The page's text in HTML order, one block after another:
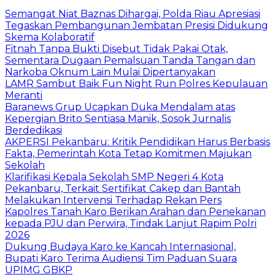
Semangat Niat Baznas Dihargai, Polda Riau Apresiasi
Tegaskan Pembangunan Jembatan Presisi Didukung
Skema Kolaboratif
Fitnah Tanpa Bukti Disebut Tidak Pakai Otak,
Sementara Dugaan Pemalsuan Tanda Tangan dan
Narkoba Oknum Lain Mulai Dipertanyakan
LAMR Sambut Baik Fun Night Run Polres Kepulauan
Meranti
Baranews Grup Ucapkan Duka Mendalam atas
Kepergian Brito Sentiasa Manik, Sosok Jurnalis
Berdedikasi
AKPERSI Pekanbaru: Kritik Pendidikan Harus Berbasis
Fakta, Pemerintah Kota Tetap Komitmen Majukan
Sekolah
Klarifikasi Kepala Sekolah SMP Negeri 4 Kota
Pekanbaru, Terkait Sertifikat Cakep dan Bantah
Melakukan Intervensi Terhadap Rekan Pers
Kapolres Tanah Karo Berikan Arahan dan Penekanan
kepada PJU dan Perwira, Tindak Lanjut Rapim Polri
2026
Dukung Budaya Karo ke Kancah Internasional,
Bupati Karo Terima Audiensi Tim Paduan Suara
UPIMG GBKP